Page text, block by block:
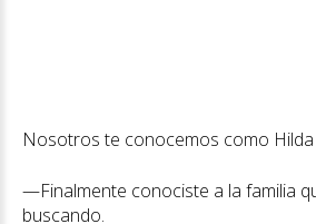
Nosotros te conocemos como
—Finalmente conociste a la familia
buscando.